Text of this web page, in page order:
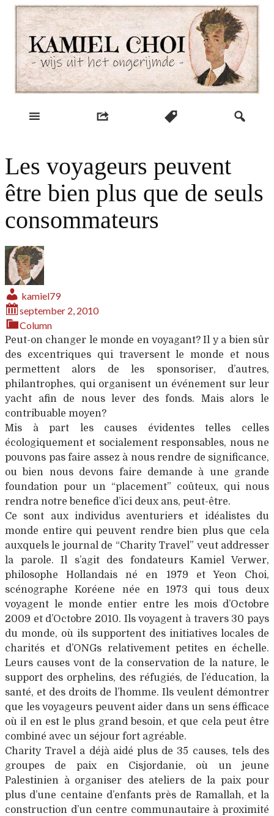
Skip
content
Kamiel Choi
Les voyageurs peuvent
être bien plus que de seuls
consommateurs
kamiel79
september 2, 2010
Column
Peut-on changer le monde en voyagant? Il y a bien sûr
des excentriques qui traversent le monde et nous
permettent alors de les sponsoriser, d’autres,
philantrophes, qui organisent un événement sur leur
yacht afin de nous lever des fonds. Mais alors le
contribuable moyen?
Mis à part les causes évidentes telles celles
écologiquement et socialement responsables, nous ne
pouvons pas faire assez à nous rendre de significance,
ou bien nous devons faire demande à une grande
foundation pour un “placement” coûteux, qui nous
rendra notre benefice d’ici deux ans, peut-être.
Ce sont aux individus aventuriers et idéalistes du
monde entire qui peuvent rendre bien plus que cela
auxquels le journal de “Charity Travel” veut addresser
la parole. Il s’agit des fondateurs Kamiel Verwer,
philosophe Hollandais né en 1979 et Yeon Choi,
scénographe Koréene née en 1973 qui tous deux
voyagent le monde entier entre les mois d’Octobre
2009 et d’Octobre 2010. Ils voyagent à travers 30 pays
du monde, où ils supportent des initiatives locales de
charités et d’ONGs relativement petites en échelle.
Leurs causes vont de la conservation de la nature, le
support des orphelins, des réfugiés, de l’éducation, la
santé, et des droits de l’homme. Ils veulent démontrer
que les voyageurs peuvent aider dans un sens éfficace
où il en est le plus grand besoin, et que cela peut être
combiné avec un séjour fort agréable.
Charity Travel a déjà aidé plus de 35 causes, tels des
groupes de paix en Cisjordanie, où un jeune
Palestinien à organiser des ateliers de la paix pour
plus d’une centaine d’enfants près de Ramallah, et la
construction d’un centre communautaire à proximité